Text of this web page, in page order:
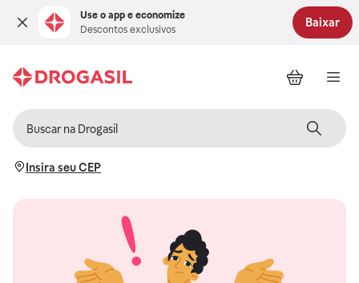
Use o app e economize
Descontos exclusivos
Baixar
Insira seu CEP